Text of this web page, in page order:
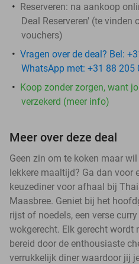
Reserveren: na aankoop
Deal Reserveren' (te vinden
vouchers)
Vragen over de deal? Bel:
WhatsApp met: +31 88 205
Koop zonder zorgen, want
verzekerd (meer info)
Meer over deze deal
Geen zin om te koken maar
lekkere maaltijd? Ga dan voor
keuzediner voor afhaal bij
Maasbree. Geniet bij het
rijst of noedels, een verse
wokgerecht. Elk gerecht wordt
bereid door de enthousiaste
verrukkelijk diner waardoor jij